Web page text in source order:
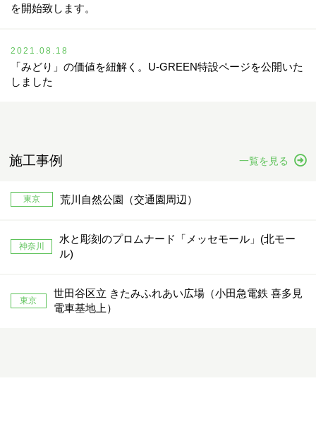
を開始致します。
2021.08.18
「みどり」の価値を紐解く。U-GREEN特設ページを公開いた
しました
施工事例 一覧を見る
東京 荒川自然公園（交通園周辺）
神奈川
水と彫刻のプロムナード「メッセモール」(北モー
ル)
東京
世田谷区立 きたみふれあい広場（小田急電鉄 喜多見
電車基地上）